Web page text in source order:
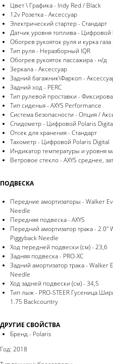
Цвет \ Графика - Indy Red / Black
12v Розетка - Аксессуар
Электрический стартер - Стандарт
Датчик уровня топлива - Цифровой
Обогрев рукояток руля и курка
Тип руля - Неразборный IQR
Обогрев рукояток пассажира - н/д
Зеркала - Аксессуар
Задний багажник\Фаркоп -
Задний ход - PERC
Тип рулевой проставки -
Тип сиденья - AXYS Performance
Система безопасности - Опция /
Спидометр - Цифровой Polaris
Отсек для хранения - Стандарт
Тахометр - Цифровой Polaris Digital
Индикатор температуры и уровня
Ветровое стекло - AXYS среднее,
ПОДВЕСКА
Передние амортизаторы - Walker
Needle
Передняя подвеска - AXYS
Передний амортизатор трака - 2.0"
Piggyback Needle
Ход передней подвески (см) - 23,6
Задняя подвеска - PRO-XC
Задний амортизатор трака - Walker
Needle
Ход задней подвески (см) - 34,5
Тип лыж - PRO-STEER Гусеница
1.75 Backcountry
ДРУГИЕ СВОЙСТВА
Бренд - Polaris
Год: 2018